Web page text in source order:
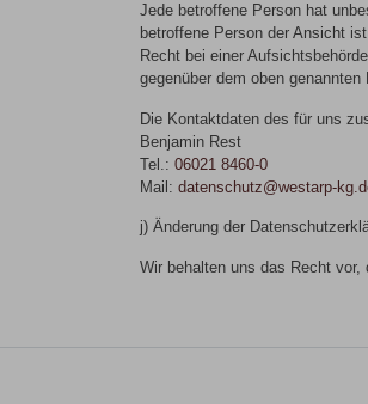
Jede betroffene Person hat
betroffene Person der Ansicht
Recht bei einer
gegenüber dem oben
Die Kontaktdaten des für uns
Benjamin Rest
Tel.: 06021 8460-0
Mail: datenschutz@westarp-
j) Änderung der
Wir behalten uns das Recht vor,